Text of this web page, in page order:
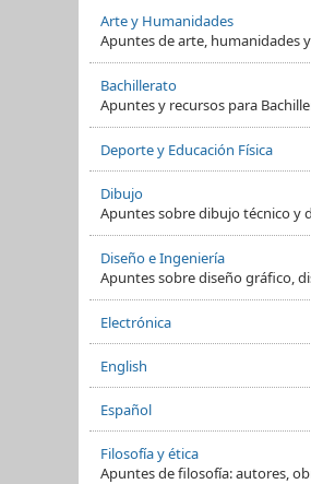
Arte y Humanidades
Apuntes de arte, humanidades
Bachillerato
Apuntes y recursos para
Deporte y Educación Física
Dibujo
Apuntes sobre dibujo técnico y
Diseño e Ingeniería
Apuntes sobre diseño gráfico,
Electrónica
English
Español
Filosofía y ética
Apuntes de filosofía: autores,